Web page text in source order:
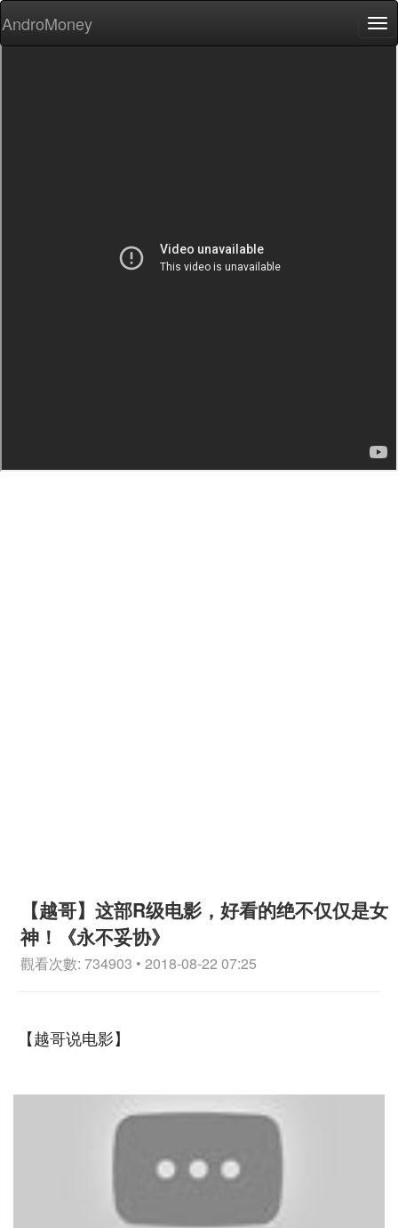
AndroMoney
【越哥】这部R级电影，好看的绝不仅仅是女
神！《永不妥协》
觀看次數: 734903 • 2018-08-22 07:25
【越哥说电影】